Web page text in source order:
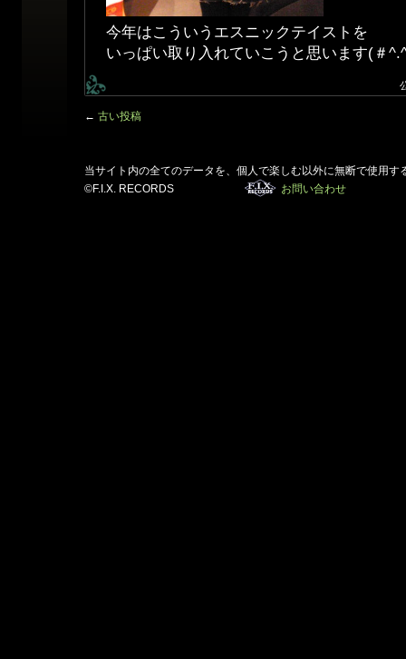
今年はこういうエスニックテイストを
いっぱい取り入れていこうと思います(＃
← 古い投稿
当サイト内の全てのデータを、個人で楽しむ以外に無断で使用す
©F.I.X. RECORDS
お問い合わせ